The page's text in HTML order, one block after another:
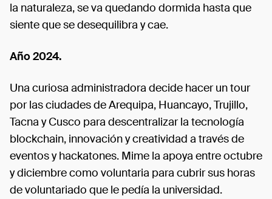
la naturaleza, se va quedando dormida hasta que
siente que se desequilibra y cae.
Año 2024.
Una curiosa administradora decide hacer un tour
por las ciudades de Arequipa, Huancayo, Trujillo,
Tacna y Cusco para descentralizar la tecnología
blockchain, innovación y creatividad a través de
eventos y hackatones. Mime la apoya entre octubre
y diciembre como voluntaria para cubrir sus horas
de voluntariado que le pedía la universidad.